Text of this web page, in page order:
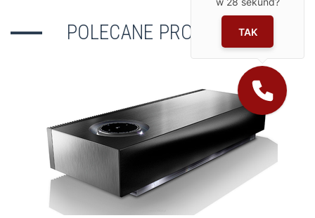
POLECANE PRODUKTYTAK